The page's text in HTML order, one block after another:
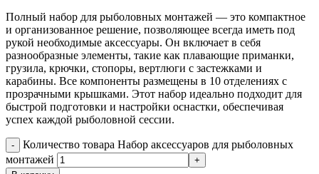
Полный набор для рыболовных монтажей — это компактное
и организованное решение, позволяющее всегда иметь под
рукой необходимые аксессуары. Он включает в себя
разнообразные элементы, такие как плавающие приманки,
грузила, крючки, стопоры, вертлюги с застежками и
карабины. Все компоненты размещены в 10 отделениях с
прозрачными крышками. Этот набор идеально подходит для
быстрой подготовки и настройки оснастки, обеспечивая
успех каждой рыболовной сессии.
Количество товара Набор аксессуаров для рыболовных
монтажей